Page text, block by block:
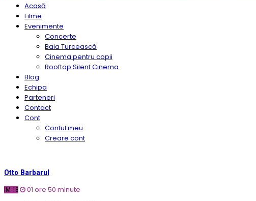
Acasă
Filme
Evenimente
Concerte
Baia Turcească
Cinema pentru copii
Rooftop Silent Cinema
Blog
Echipa
Parteneri
Contact
Cont
Contul meu
Creare cont
Otto Barbarul
IM-18
01 ore 50 minute